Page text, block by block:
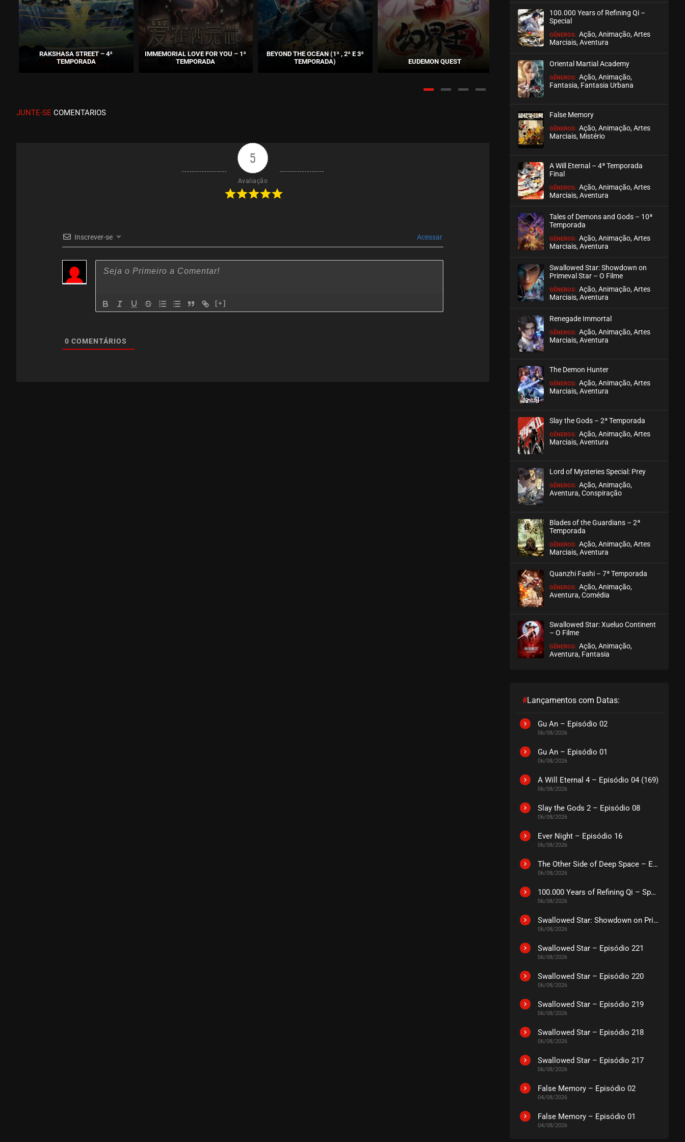
ASSISTIDO
ASSISTIDO
EPISÓDIO 28 (12 - S2)
ASSISTIDO
ASSISTIDO
ASSISTIDO
EPISÓDIO 25 (09 - S2)
ASSISTIDO
EPISÓDIO 24 (08 - S2)
EPISÓDIO 23 (07 - S2)
EPISÓDIO 18 (02 - S2)
ASSISTIDO
EPISÓDIO 13
ASSISTIDO
EPISÓDIO 12
EPISÓDIO 11
agosto 29, 2023
agosto 24, 2023
EPISÓDIO 07
RAKSHASA STREET – 4ª
TEMPORADA
IMMEMORIAL LOVE FOR YOU – 1ª
TEMPORADA
BEYOND THE OCEAN (1ª , 2ª E 3ª
TEMPORADA)
EUDEMON QUEST WU GENG JI – 2ª TEMPORADA THE WESTWARD –
JUNTE-SE COMENTARIOS
5
Avaliação
Inscrever-se Acessar
[+]
0 COMENTÁRIOS
100.000 Years of Refining Qi –
Special
GÊNEROS: Ação, Animação, Artes
Marciais, Aventura
Oriental Martial Academy
GÊNEROS: Ação, Animação,
Fantasia, Fantasia Urbana
False Memory
GÊNEROS: Ação, Animação, Artes
Marciais, Mistério
A Will Eternal – 4ª Temporada
Final
GÊNEROS: Ação, Animação, Artes
Marciais, Aventura
Tales of Demons and Gods – 10ª
Temporada
GÊNEROS: Ação, Animação, Artes
Marciais, Aventura
Swallowed Star: Showdown on
Primeval Star – O Filme
GÊNEROS: Ação, Animação, Artes
Marciais, Aventura
Renegade Immortal
GÊNEROS: Ação, Animação, Artes
Marciais, Aventura
The Demon Hunter
GÊNEROS: Ação, Animação, Artes
Marciais, Aventura
Slay the Gods – 2ª Temporada
GÊNEROS: Ação, Animação, Artes
Marciais, Aventura
Lord of Mysteries Special: Prey
GÊNEROS: Ação, Animação,
Aventura, Conspiração
Blades of the Guardians – 2ª
Temporada
GÊNEROS: Ação, Animação, Artes
Marciais, Aventura
Quanzhi Fashi – 7ª Temporada
GÊNEROS: Ação, Animação,
Aventura, Comédia
Swallowed Star: Xueluo Continent
– O Filme
GÊNEROS: Ação, Animação,
Aventura, Fantasia
#Lançamentos com Datas:
Gu An – Episódio 02
06/08/2026
Gu An – Episódio 01
06/08/2026
A Will Eternal 4 – Episódio 04 (169)
06/08/2026
Slay the Gods 2 – Episódio 08
06/08/2026
Ever Night – Episódio 16
06/08/2026
The Other Side of Deep Space – Episódio 14
06/08/2026
100.000 Years of Refining Qi – Special
06/08/2026
Swallowed Star: Showdown on Primeval Star – O Filme
06/08/2026
Swallowed Star – Episódio 221
06/08/2026
Swallowed Star – Episódio 220
06/08/2026
Swallowed Star – Episódio 219
06/08/2026
Swallowed Star – Episódio 218
06/08/2026
Swallowed Star – Episódio 217
06/08/2026
False Memory – Episódio 02
04/08/2026
False Memory – Episódio 01
04/08/2026